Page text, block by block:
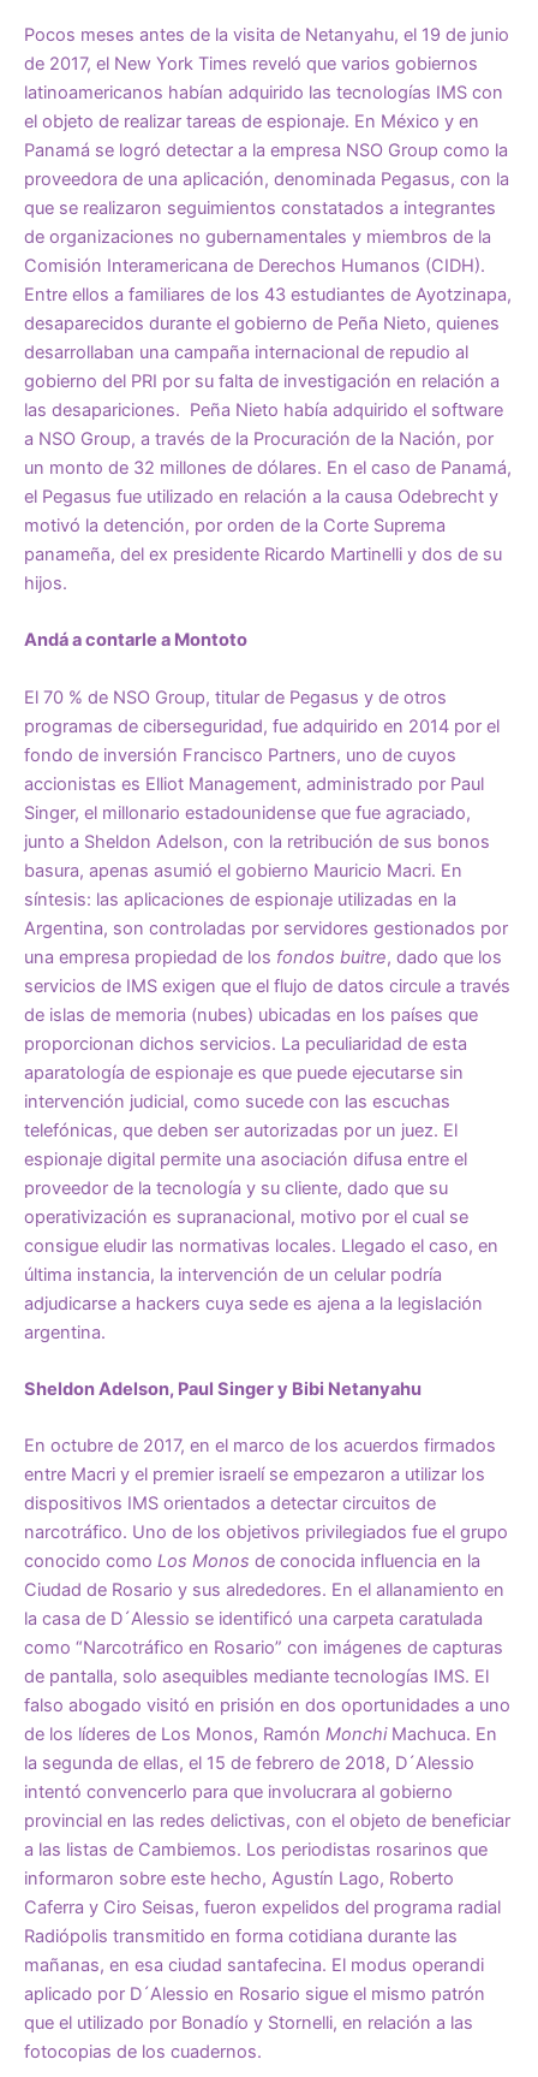
Pocos meses antes de la visita de Netanyahu, el 19 de junio
de 2017, el New York Times reveló que varios gobiernos
latinoamericanos habían adquirido las tecnologías IMS con
el objeto de realizar tareas de espionaje. En México y en
Panamá se logró detectar a la empresa NSO Group como la
proveedora de una aplicación, denominada Pegasus, con la
que se realizaron seguimientos constatados a integrantes
de organizaciones no gubernamentales y miembros de la
Comisión Interamericana de Derechos Humanos (CIDH).
Entre ellos a familiares de los 43 estudiantes de Ayotzinapa,
desaparecidos durante el gobierno de Peña Nieto, quienes
desarrollaban una campaña internacional de repudio al
gobierno del PRI por su falta de investigación en relación a
las desapariciones. Peña Nieto había adquirido el software
a NSO Group, a través de la Procuración de la Nación, por
un monto de 32 millones de dólares. En el caso de Panamá,
el Pegasus fue utilizado en relación a la causa Odebrecht y
motivó la detención, por orden de la Corte Suprema
panameña, del ex presidente Ricardo Martinelli y dos de su
hijos.
Andá a contarle a Montoto
El 70 % de NSO Group, titular de Pegasus y de otros
programas de ciberseguridad, fue adquirido en 2014 por el
fondo de inversión Francisco Partners, uno de cuyos
accionistas es Elliot Management, administrado por Paul
Singer, el millonario estadounidense que fue agraciado,
junto a Sheldon Adelson, con la retribución de sus bonos
basura, apenas asumió el gobierno Mauricio Macri. En
síntesis: las aplicaciones de espionaje utilizadas en la
Argentina, son controladas por servidores gestionados por
una empresa propiedad de los fondos buitre, dado que los
servicios de IMS exigen que el flujo de datos circule a través
de islas de memoria (nubes) ubicadas en los países que
proporcionan dichos servicios. La peculiaridad de esta
aparatología de espionaje es que puede ejecutarse sin
intervención judicial, como sucede con las escuchas
telefónicas, que deben ser autorizadas por un juez. El
espionaje digital permite una asociación difusa entre el
proveedor de la tecnología y su cliente, dado que su
operativización es supranacional, motivo por el cual se
consigue eludir las normativas locales. Llegado el caso, en
última instancia, la intervención de un celular podría
adjudicarse a hackers cuya sede es ajena a la legislación
argentina.
Sheldon Adelson, Paul Singer y Bibi Netanyahu
En octubre de 2017, en el marco de los acuerdos firmados
entre Macri y el premier israelí se empezaron a utilizar los
dispositivos IMS orientados a detectar circuitos de
narcotráfico. Uno de los objetivos privilegiados fue el grupo
conocido como Los Monos de conocida influencia en la
Ciudad de Rosario y sus alrededores. En el allanamiento en
la casa de D´Alessio se identificó una carpeta caratulada
como “Narcotráfico en Rosario” con imágenes de capturas
de pantalla, solo asequibles mediante tecnologías IMS. El
falso abogado visitó en prisión en dos oportunidades a uno
de los líderes de Los Monos, Ramón MonchiMachuca. En
la segunda de ellas, el 15 de febrero de 2018, D´Alessio
intentó convencerlo para que involucrara al gobierno
provincial en las redes delictivas, con el objeto de beneficiar
a las listas de Cambiemos. Los periodistas rosarinos que
informaron sobre este hecho, Agustín Lago, Roberto
Caferra y Ciro Seisas, fueron expelidos del programa radial
Radiópolis transmitido en forma cotidiana durante las
mañanas, en esa ciudad santafecina. El modus operandi
aplicado por D´Alessio en Rosario sigue el mismo patrón
que el utilizado por Bonadío y Stornelli, en relación a las
fotocopias de los cuadernos.